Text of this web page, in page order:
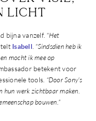
LICHT
bijna vanzelf. “Het
Isabell “Sindsdien heb ik
mocht ik mee op
betekent voor
tools. “Door Sony’s
hun werk zichtbaar maken.
bouwen.”